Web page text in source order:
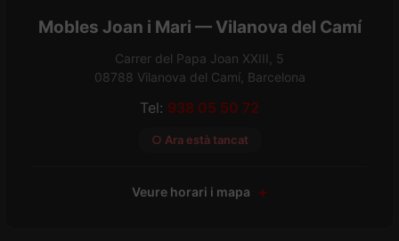
Mobles Joan i Mari — Vilanova del Camí
Carrer del Papa Joan XXIII, 5
08788 Vilanova del Camí, Barcelona
Tel: 938 05 50 72
○ Ara està tancat
Veure horari i mapa